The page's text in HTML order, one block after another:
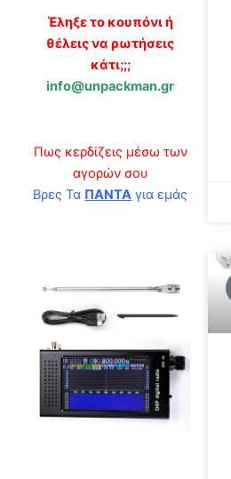
Έληξε το κουπόνι ή
θέλεις να ρωτήσεις
κάτι;;;
info@unpackman.gr
Πως κερδίζεις μέσω των
αγορών σου
Βρες Τα ΠΑΝΤΑ για εμάς